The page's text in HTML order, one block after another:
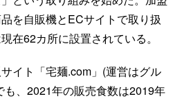
を自販機とECサイトで取り扱
在62カ所に設置されている。
イト「宅麺.com」(運営はグル
も、2021年の販売食数は2019年